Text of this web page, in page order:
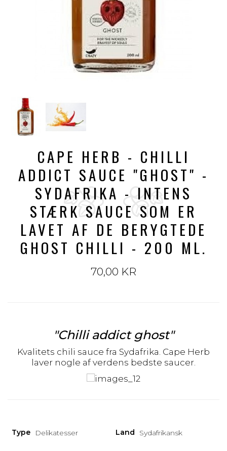
CAPE HERB - CHILLI
ADDICT SAUCE "GHOST" -
SYDAFRIKA - INTENS
STÆRK SAUCE SOM ER
LAVET AF DE BERYGTEDE
GHOST CHILLI - 200 ML.
70,00 KR
"Chilli addict ghost"
Kvalitets chili sauce fra Sydafrika. Cape Herb
laver nogle af verdens bedste saucer.
Type Delikatesser Land Sydafrikansk